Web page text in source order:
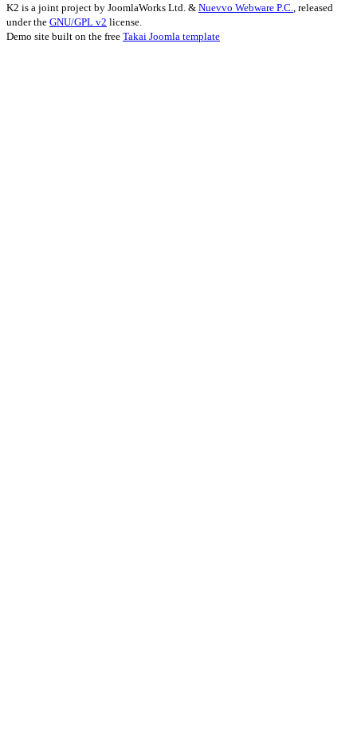
K2 is a joint project by JoomlaWorks Ltd. & Nuevvo Webware P.C.
, released
under the GNU/GPL v2 license.
Demo site built on the free Takai Joomla template